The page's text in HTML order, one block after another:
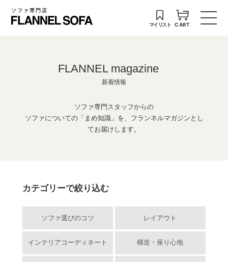
ソファ専門店
マイリスト CART
FLANNEL magazine
新着情報
ソファ専門スタッフからの
ソファについての「まめ知識」を、フランネルマガジンとし
てお届けします。
カテゴリーで絞り込む
ソファ選びのコツ レイアウト
インテリアコーディネート 構造・座り心地